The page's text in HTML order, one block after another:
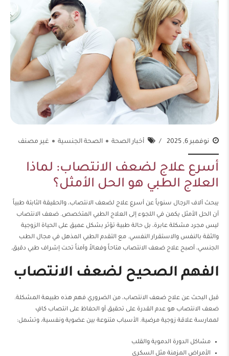
نوفمبر 6, 2025 أخبار الصحة الصحة الجنسية غير مصنف
أسرع علاج لضعف الانتصاب: لماذا
العلاج الطبي هو الحل الأمثل؟
يبحث آلاف الرجال سنوياً عن أسرع علاج لضعف الانتصاب، والحقيقة الثابتة طبياً
أن الحل الأمثل يكمن في اللجوء إلى العلاج الطبي المتخصص. ضعف الانتصاب
ليس مجرد مشكلة عابرة، بل حالة طبية تؤثر بشكل عميق على الحياة الزوجية
والثقة بالنفس والاستقرار النفسي. مع التقدم الطبي المذهل في مجال الطب
الجنسي، أصبح علاج ضعف الانتصاب متاحاً وفعالاً وآمناً تحت إشراف طبي دقيق.
الفهم الصحيح لضعف الانتصاب
قبل البحث عن علاج ضعف الانتصاب، من الضروري فهم هذه طبيعة المشكلة.
ضعف الانتصاب هو عدم القدرة على تحقيق أو الحفاظ على انتصاب كافٍ
لممارسة علاقة زوجية مرضية. الأسباب متنوعة بين عضوية ونفسية، وتشمل:
مشاكل الدورة الدموية والقلب
الأمراض المزمنة مثل السكري